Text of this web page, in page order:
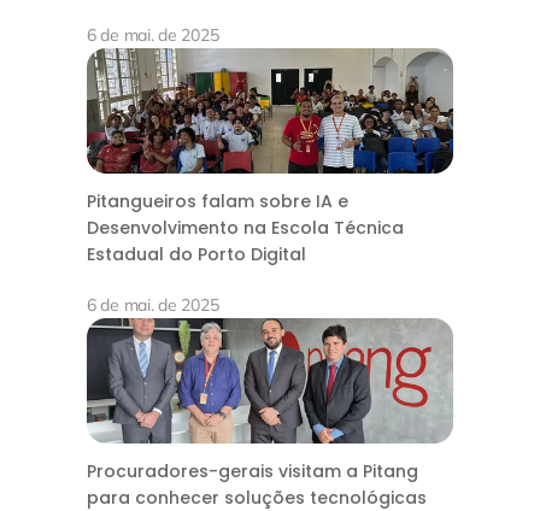
6 de mai. de 2025
Pitangueiros falam sobre IA e
Desenvolvimento na Escola Técnica
Estadual do Porto Digital
6 de mai. de 2025
Procuradores-gerais visitam a Pitang
para conhecer soluções tecnológicas